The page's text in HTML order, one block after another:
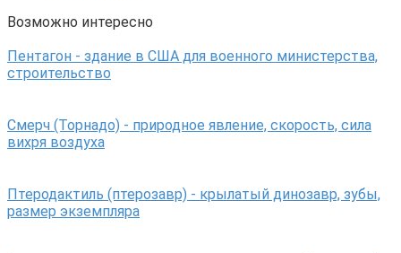
Возможно интересно
Пентагон - здание в США для военного министерства,
строительство
Смерч (Торнадо) - природное явление, скорость, сила
вихря воздуха
Птеродактиль (птерозавр) - крылатый динозавр, зубы,
размер экземпляра